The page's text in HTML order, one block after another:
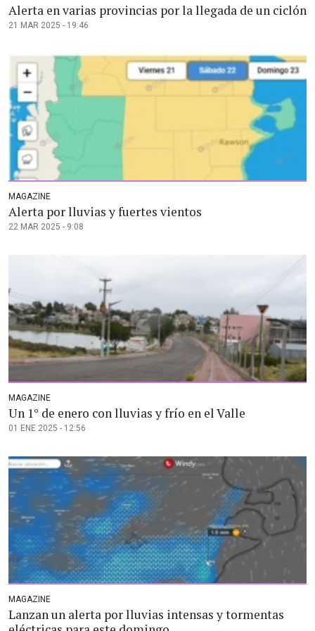
Alerta en varias provincias por la llegada de un ciclón
21 MAR 2025 - 19:46
MAGAZINE
Alerta por lluvias y fuertes vientos
22 MAR 2025 - 9:08
MAGAZINE
Un 1° de enero con lluvias y frío en el Valle
01 ENE 2025 - 12:56
MAGAZINE
Lanzan un alerta por lluvias intensas y tormentas